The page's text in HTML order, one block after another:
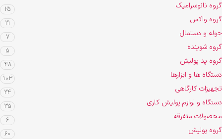
گروه نانوسرامیک 25
گروه واکس 21
حوله و دستمال 7
گروه شوینده 5
گروه پد پولیش 48
دستگاه ها و ابزارها 103
تجهیزات کارگاهی 24
دستگاه و لوازم پولیش کاری 35
محصولات متفرقه 6
گروه پولیش 60